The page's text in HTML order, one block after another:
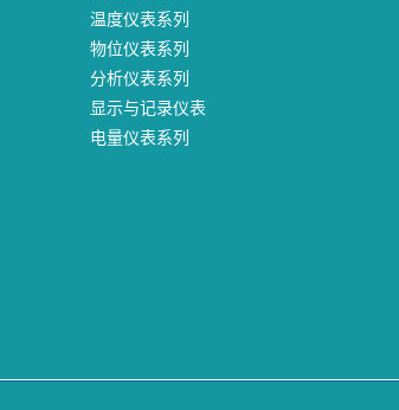
温度仪表系列
物位仪表系列
分析仪表系列
显示与记录仪表
电量仪表系列